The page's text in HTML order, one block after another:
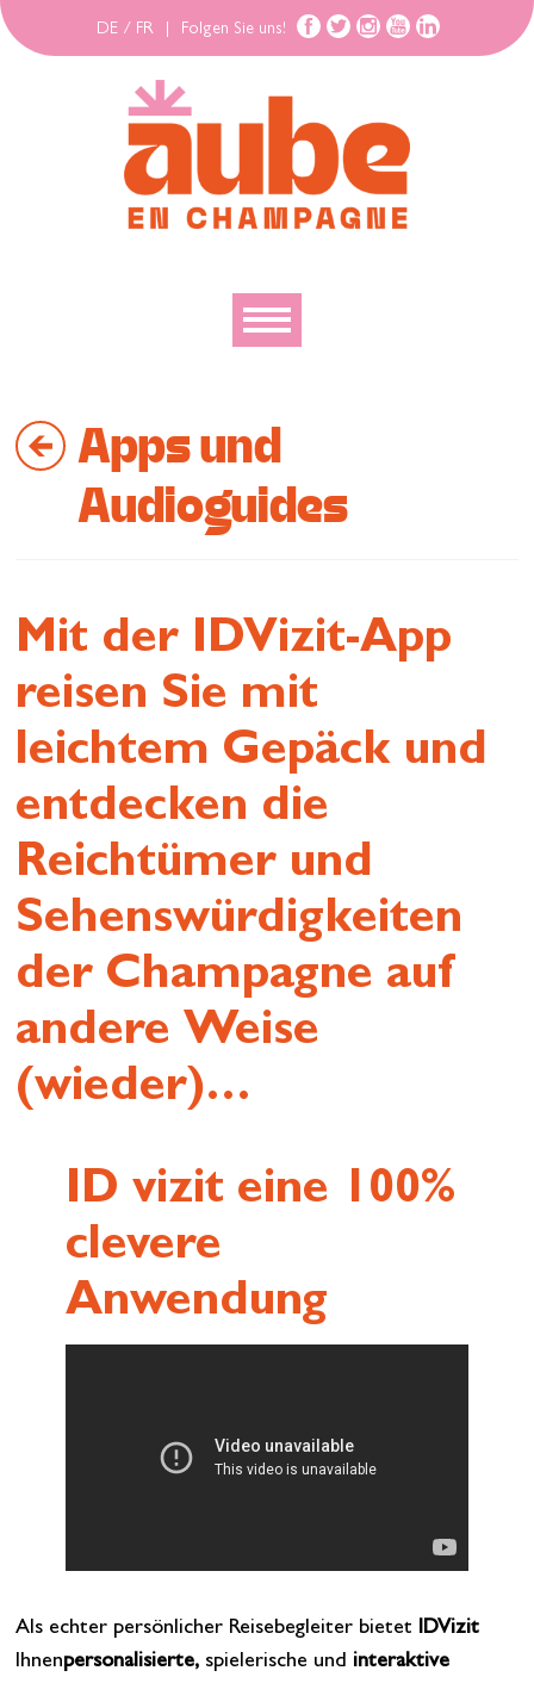
DE/ FR Folgen Sie uns!
Erforschen
Bewegen
Gehäuse
Lass dich inspirieren
Apps und
Audioguides
Mit der IDVizit-App
reisen Sie mit
leichtem Gepäck und
entdecken die
Reichtümer und
Sehenswürdigkeiten
der Champagne auf
andere Weise
(wieder)…
ID vizit eine 100%
clevere
Anwendung
Als echter persönlicher Reisebegleiter bietet IDVizit
Ihnenpersonalisierte,spielerische und interaktive